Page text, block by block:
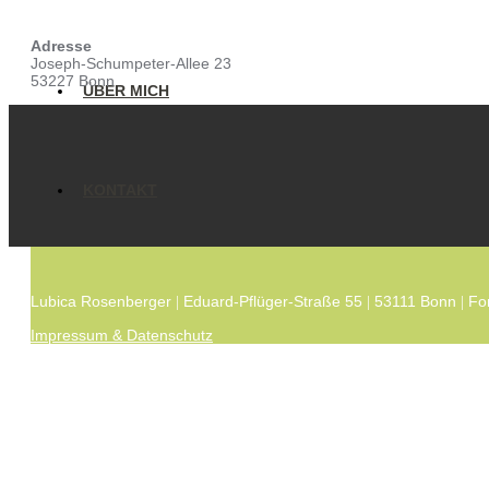
ÜBER MICH
Adresse
Joseph-Schumpeter-Allee 23
53227 Bonn
Lubica Rosenberger Eduard-Pflüger-Straße 55 53111 Bonn
Impressum & Datenschutz